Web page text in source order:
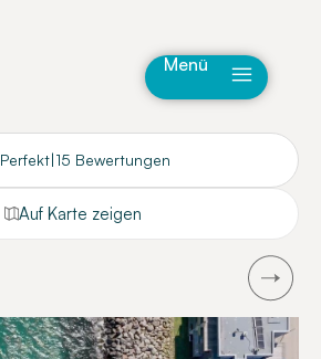
Menü
Perfekt|15 Bewertungen
Auf Karte zeigen
Next